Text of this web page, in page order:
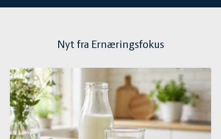
Nyt fra Ernæringsfokus
Ny viden om mælkefedt og børn